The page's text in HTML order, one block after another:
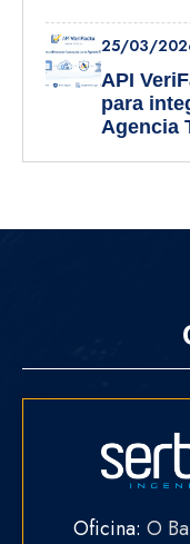
25/03/
API
para
Agencia
Oficina: O